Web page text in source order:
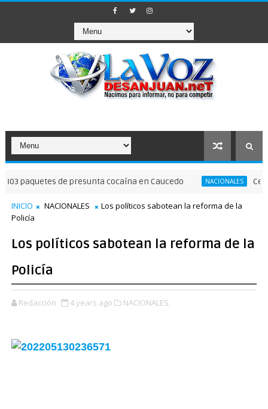
de presunta cocaína en Caucedo NACIONALES Celebran
INICIO NACIONALES
Los políticos sabotean la reforma de la
Policía
Los políticos sabotean la reforma de la
Policía
Redacción 4 years ago NACIONALES,